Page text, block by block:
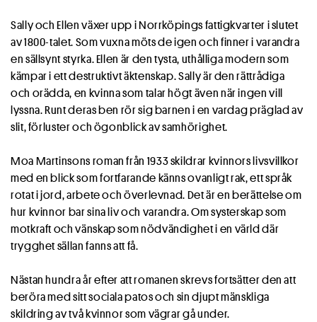
Sally och Ellen växer upp i Norrköpings fattigkvarter i slutet
av 1800-talet. Som vuxna möts de igen och finner i varandra
en sällsynt styrka. Ellen är den tysta, uthålliga modern som
kämpar i ett destruktivt äktenskap. Sally är den rättrådiga
och orädda, en kvinna som talar högt även när ingen vill
lyssna. Runt deras ben rör sig barnen i en vardag präglad av
slit, förluster och ögonblick av samhörighet.
Moa Martinsons roman från 1933 skildrar kvinnors livsvillkor
med en blick som fortfarande känns ovanligt rak, ett språk
rotat i jord, arbete och överlevnad. Det är en berättelse om
hur kvinnor bar sina liv och varandra. Om systerskap som
motkraft och vänskap som nödvändighet i en värld där
trygghet sällan fanns att få.
Nästan hundra år efter att romanen skrevs fortsätter den att
beröra med sitt sociala patos och sin djupt mänskliga
skildring av två kvinnor som vägrar gå under.